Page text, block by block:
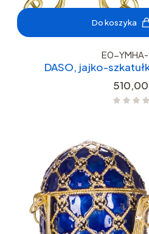
Do koszyka
E0-
DASO, jajko-
Cena
510,00